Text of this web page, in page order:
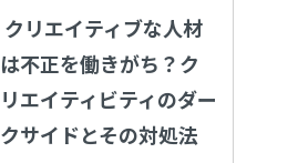
クリエイティブな人材
は不正を働きがち？ク
リエイティビティのダー
クサイドとその対処法